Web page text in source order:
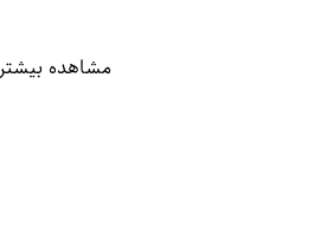
مشاهده بیشتر